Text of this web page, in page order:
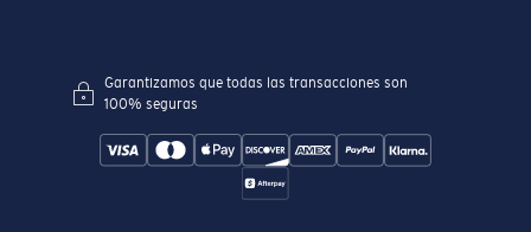
Garantizamos que todas las transacciones son
100% seguras